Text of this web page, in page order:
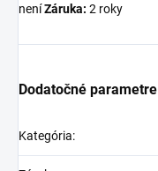
neníZáruka: 2 roky
Dodatočné parametre
Kategória: